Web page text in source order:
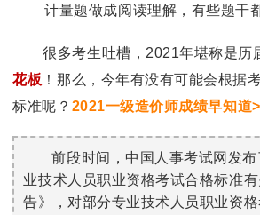
计量题做成阅读理解，有些题干
很多考生吐槽，2021年堪称是历
花板 ！那么，今年有没有可能会根据
标准呢？ 2021一级造价师成绩早知道
前段时间，中国人事考试网发
业技术人员职业资格考试合格标准
告》，对部分专业技术人员职业资